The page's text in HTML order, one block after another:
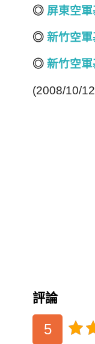
◎ 屏東空
◎ 新竹空
◎ 新竹空
(2008/10/
評論
5